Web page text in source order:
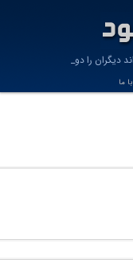
دیگران را دوس
ما